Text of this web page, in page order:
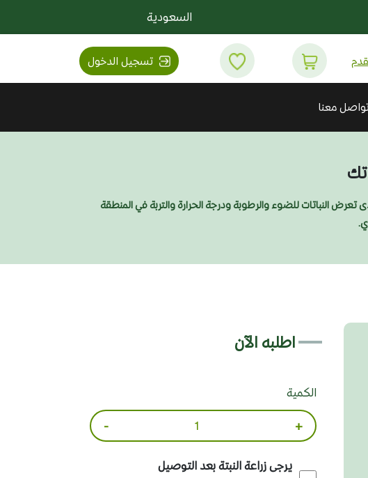
السعودية
تسجيل الدخول
معنا
تعرض النباتات للضوء والرطوبة ودرجة الحرارة والتربة في المنطقة
اطلبه الآن
الكمية
+
-
يرجى زراعة النبتة بعد التوصيل